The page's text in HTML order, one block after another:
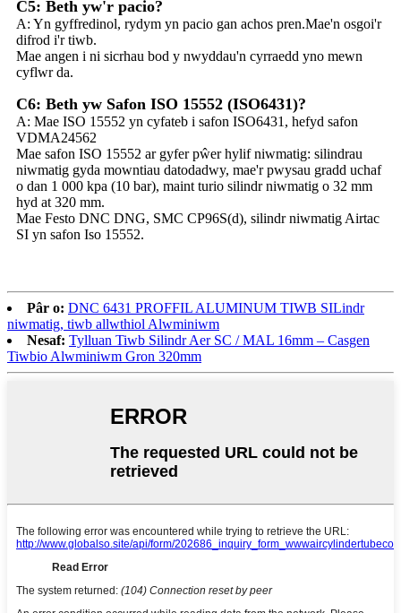
C5: Beth yw'r pacio?
A: Yn gyffredinol, rydym yn pacio gan achos pren.Mae'n osgoi'r
difrod i'r tiwb.
Mae angen i ni sicrhau bod y nwyddau'n cyrraedd yno mewn
cyflwr da.
C6: Beth yw Safon ISO 15552 (ISO6431)?
A: Mae ISO 15552 yn cyfateb i safon ISO6431, hefyd safon
VDMA24562
Mae safon ISO 15552 ar gyfer pŵer hylif niwmatig: silindrau
niwmatig gyda mowntiau datodadwy, mae'r pwysau gradd uchaf
o dan 1 000 kpa (10 bar), maint turio silindr niwmatig o 32 mm
hyd at 320 mm.
Mae Festo DNC DNG, SMC CP96S(d), silindr niwmatig Airtac
SI yn safon Iso 15552.
Pâr o: DNC 6431 PROFFIL ALUMINUM TIWB SILindr
niwmatig, tiwb allwthiol Alwminiwm
Nesaf: Tylluan Tiwb Silindr Aer SC / MAL 16mm – Casgen
Tiwbio Alwminiwm Gron 320mm